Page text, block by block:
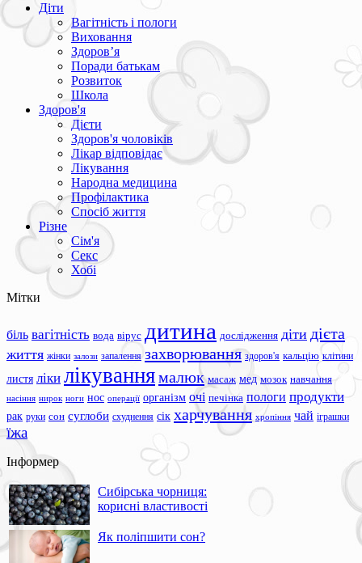
Діти
Вагітність і пологи
Виховання
Здоров’я
Поради батькам
Розвиток
Школа
Здоров'я
Дієти
Здоров'я чоловіків
Лікар відповідає
Лікування
Народна медицина
Профілактика
Спосіб життя
Різне
Сім'я
Секс
Хобі
Мітки
біль вагітність вода вірус дитина дослідження діти дієта
життя жінки залози запалення захворювання здоров'я кальцію клітини
листя ліки лікуваннямалюк масаж мед мозок навчання
насіння нирок ноги нос операції організм очі печінка пологи продукти
рак руки сон суглоби схуднення сік харчування хропіння чай іграшки
їжа
Інформер
Сибірська чорниця:
корисні властивості
Як поліпшити сон?